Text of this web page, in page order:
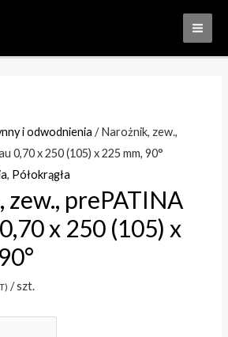
i odwodnienia / Narożnik, zew.,
0,70 x 250 (105) x 225 mm, 90°
, Półokrągła
zew., prePATINA
x 250 (105) x
/ szt.